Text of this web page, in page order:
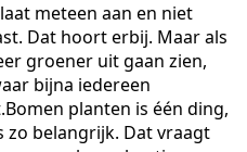
meteen aan en niet
Dat hoort erbij. Maar als
groener uit gaan zien,
bijna iedereen
planten is één ding,
zo belangrijk. Dat vraagt